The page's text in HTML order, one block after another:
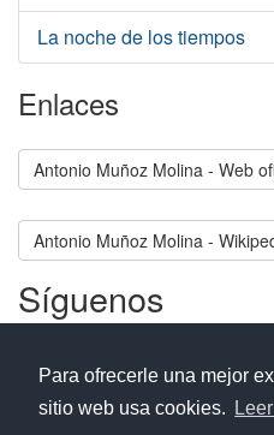
Para ofrecerle una mejor
sitio web usa cookies.
La noche de los tiempos
Enlaces
Antonio Muñoz Molina - Web
Antonio Muñoz Molina -
Síguenos